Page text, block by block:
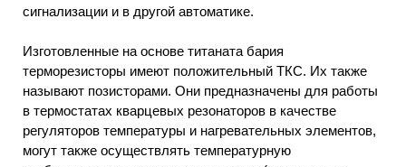
сигнализации и в другой автоматике.
Изготовленные на основе титаната бария
терморезисторы имеют положительный ТКС. Их также
называют позисторами. Они предназначены для работы
в термостатах кварцевых резонаторов в качестве
регуляторов температуры и нагревательных элементов,
могут также осуществлять температурную